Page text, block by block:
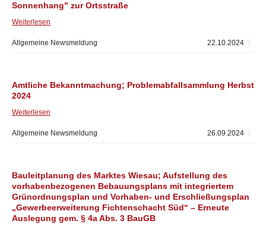
Sonnenhang" zur Ortsstraße
Weiterlesen
22.10.2024
Allgemeine Newsmeldung
Amtliche Bekanntmachung; Problemabfallsammlung Herbst
2024
Weiterlesen
26.09.2024
Allgemeine Newsmeldung
Bauleitplanung des Marktes Wiesau; Aufstellung des
vorhabenbezogenen Bebauungsplans mit integriertem
Grünordnungsplan und Vorhaben- und Erschließungsplan
„Gewerbeerweiterung Fichtenschacht Süd“ – Erneute
Auslegung gem. § 4a Abs. 3 BauGB